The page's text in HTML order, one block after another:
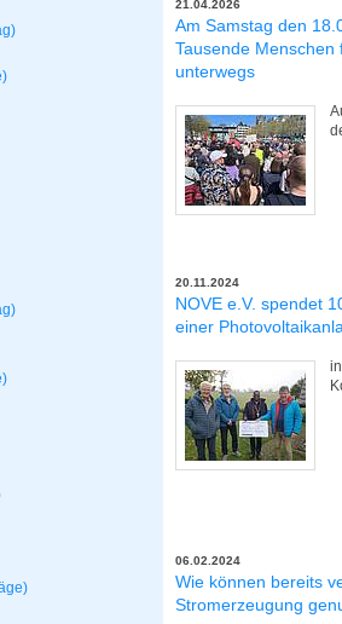
21.04.2026
Am Samstag den
Tausende
unterwegs
20.11.2024
NOVE e.V. spendet
einer
06.02.2024
Wie können bereits
Stromerzeugung